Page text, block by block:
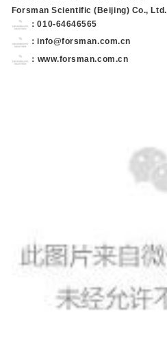
Forsman Scientific (Beijing) Co., Ltd.
：010-64646565
：info@forsman.com.cn
： www.forsman.com.cn